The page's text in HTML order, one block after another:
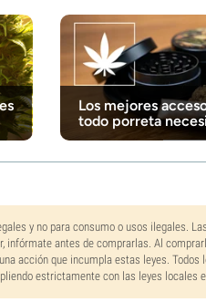
Los mejores
todo porreta
y no para consumo o usos ilegales.
antes de comprarlas. Al
acción que incumpla estas leyes. Todos
estrictamente con las leyes locales